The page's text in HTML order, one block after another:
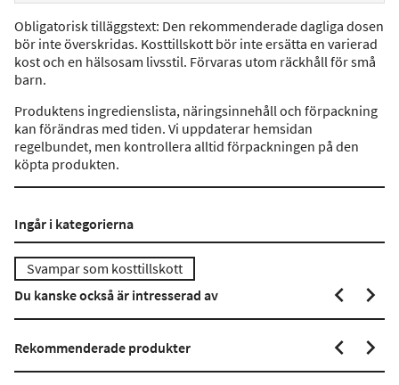
Obligatorisk tilläggstext: Den rekommenderade dagliga dosen
bör inte överskridas. Kosttillskott bör inte ersätta en varierad
kost och en hälsosam livsstil. Förvaras utom räckhåll för små
barn.
Produktens ingredienslista, näringsinnehåll och förpackning
kan förändras med tiden. Vi uppdaterar hemsidan
regelbundet, men kontrollera alltid förpackningen på den
köpta produkten.
Ingår i kategorierna
Svampar som kosttillskott
Du kanske också är intresserad av
Rekommenderade produkter